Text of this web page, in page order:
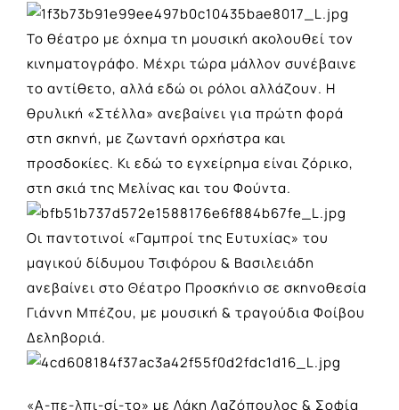
Το θέατρο με όχημα τη μουσική ακολουθεί τον
κινηματογράφο. Μέχρι τώρα μάλλον συνέβαινε
το αντίθετο, αλλά εδώ οι ρόλοι αλλάζουν. Η
θρυλική «Στέλλα» ανεβαίνει για πρώτη φορά
στη σκηνή, με ζωντανή ορχήστρα και
προσδοκίες. Κι εδώ το εγχείρημα είναι ζόρικο,
στη σκιά της Μελίνας και του Φούντα.
Οι παντοτινοί «Γαμπροί της Ευτυχίας» του
μαγικού δίδυμου Τσιφόρου & Βασιλειάδη
ανεβαίνει στο Θέατρο Προσκήνιο σε σκηνοθεσία
Γιάννη Μπέζου, με μουσική & τραγούδια Φοίβου
Δεληβοριά.
«Α-πε-λπι-σί-το» με Λάκη Λαζόπουλος & Σοφία